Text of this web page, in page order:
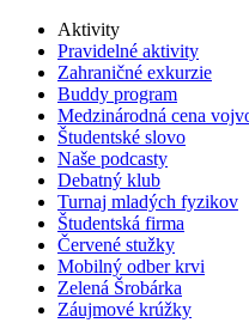
Aktivity
Pravidelné aktivity
Zahraničné exkurzie
Buddy program
Medzinárodná cena
Študentské slovo
Naše podcasty
Debatný klub
Turnaj mladých fyzikov
Študentská firma
Červené stužky
Mobilný odber krvi
Zelená Šrobárka
Záujmové krúžky